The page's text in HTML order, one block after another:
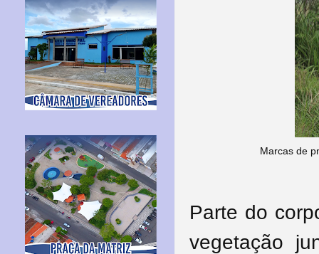
Marcas de
Parte do
vegetação